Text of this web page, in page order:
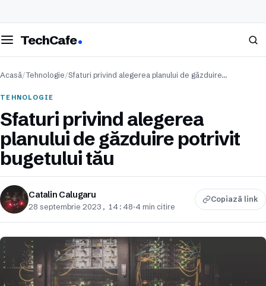
meniul
TechCafe Caută
Acasă/Tehnologie/Sfaturi privind alegerea planului de găzduire…
TEHNOLOGIE
Sfaturi privind alegerea
planului de găzduire potrivit
bugetului tău
Catalin Calugaru
28 septembrie 2023, 14:48·4 min citire
Copiază link